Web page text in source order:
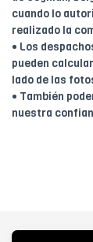
cuando lo
realizado la
• Los
pueden
lado de las
• También
nuestra